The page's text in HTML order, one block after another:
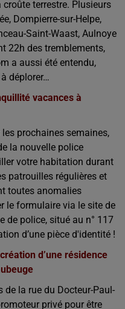
terrestre. Plusieurs
Dompierre-sur-Helpe,
Saint-Waast, Aulnoye
22h des tremblements,
a aussi été entendu,
déplorer…
vacances à
prochaines semaines,
la nouvelle police
votre habitation durant
patrouilles régulières et
toutes anomalies
le formulaire via le site de
de police, situé au n° 117
d’une pièce d'identité !
d’une résidence
la rue du Docteur-Paul-
privé pour être